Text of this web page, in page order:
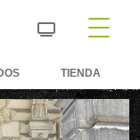
TIENDA